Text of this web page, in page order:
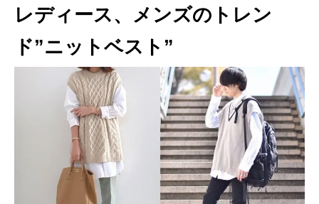
レディース、メンズのトレン
ド”ニットベスト”